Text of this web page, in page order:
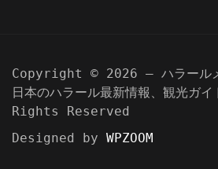
Copyright © 2026 — ハラールメ
日本のハラール最新情報、観光ガ
Rights Reserved
Designed by WPZOOM